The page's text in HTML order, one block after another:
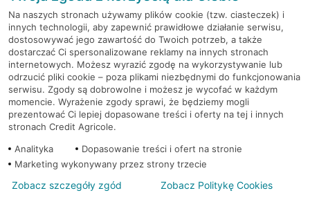
RODO
Regulamin serwisu
Mapa serwisu
PolitykaCookies
© 2026 Credit Agricole Bank Polska S.A. Wszelkie prawa zastrzeżone
Na naszych stronach używamy plików cookie (tzw. ciasteczek) i
innych technologii, aby zapewnić prawidłowe działanie serwisu,
dostosowywać jego zawartość do Twoich potrzeb, a także
dostarczać Ci spersonalizowane reklamy na innych stronach
internetowych. Możesz wyrazić zgodę na wykorzystywanie lub
odrzucić pliki cookie – poza plikami niezbędnymi do funkcjonowania
serwisu. Zgody są dobrowolne i możesz je wycofać w każdym
momencie. Wyrażenie zgody sprawi, że będziemy mogli
prezentować Ci lepiej dopasowane treści i oferty na tej i innych
stronach Credit Agricole.
Analityka
Dopasowanie treści i ofert na stronie
Marketing wykonywany przez strony trzecie
Zobacz szczegóły zgód Zobacz Politykę Cookies